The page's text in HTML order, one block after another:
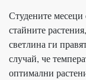
Студените месеци
стайните
светлина ги
случай, че
оптимални